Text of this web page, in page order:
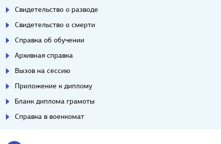
Свидетельство о разводе
Свидетельство о смерти
Справка об обучении
Архивная справка
Вызов на сессию
Приложение к диплому
Бланк диплома грамоты
Справка в военкомат